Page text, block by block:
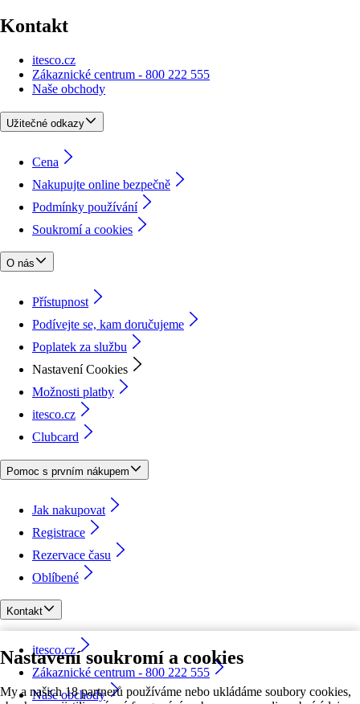
Nastavení soukromí a cookies
My a našich 18 partnerů používáme nebo ukládáme soubory cookies,
Kontakt
itesco.cz
Zákaznické centrum - 800 222 555
Naše obchody
Užitečné odkazy
Cena
Nakupujte online bezpečně
Podmínky používání
Soukromí a cookies
O nás
Přístupnost
Podívejte se, kam doručujeme
Poplatek za službu
Nastavení Cookies
Možnosti platby
itesco.cz
Clubcard
Pomoc s prvním nákupem
Jak nakupovat
Registrace
Rezervace času
Oblíbené
Kontakt
itesco.cz
Zákaznické centrum - 800 222 555
Naše obchody